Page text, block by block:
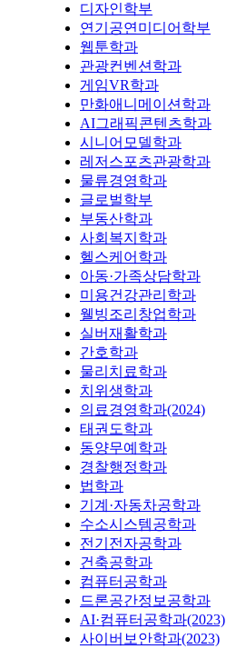
디자인학부
연기공연미디어학부
웹툰학과
관광컨벤션학과
게임VR학과
만화애니메이션학과
AI그래픽콘텐츠학과
시니어모델학과
레저스포츠관광학과
물류경영학과
글로벌학부
부동산학과
사회복지학과
헬스케어학과
아동·가족상담학과
미용건강관리학과
웰빙조리창업학과
실버재활학과
간호학과
물리치료학과
치위생학과
의료경영학과(2024)
태권도학과
동양무예학과
경찰행정학과
법학과
기계·자동차공학과
수소시스템공학과
전기전자공학과
건축공학과
컴퓨터공학과
드론공간정보공학과
AI·컴퓨터공학과(2023)
사이버보안학과(2023)